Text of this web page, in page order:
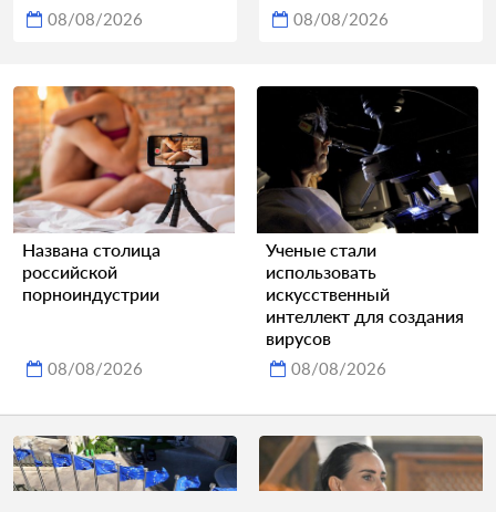
08/08/2026 08/08/2026
Названа столица
российской
порноиндустрии
08/08/2026
Ученые стали
использовать
искусственный
интеллект для создания
вирусов
08/08/2026